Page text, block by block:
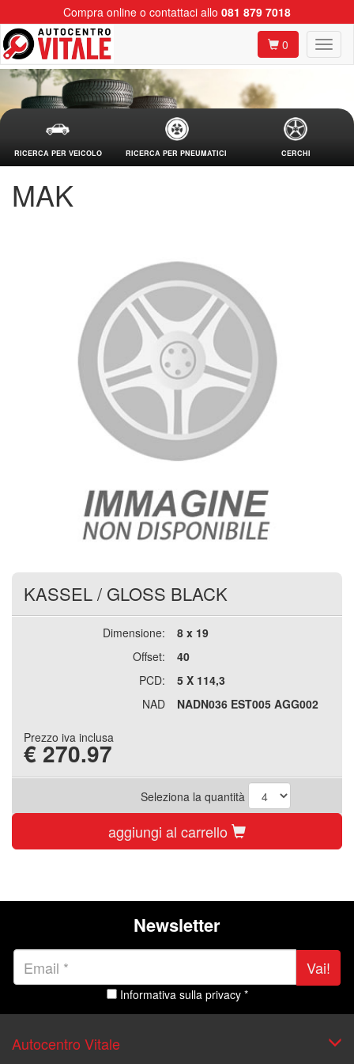
Compra online o contattaci allo 081 879 7018
0
RICERCA PER VEICOLO RICERCA PER PNEUMATICI CERCHI
MAK
KASSEL/ GLOSS BLACK
Dimensione:
8 x 19
Offset:
40
PCD:
5 X 114,3
NAD
NADN036 EST005 AGG002
Prezzo iva inclusa
€ 270.97
Seleziona la quantità
aggiungi al carrello
Newsletter
Vai!
Informativa sulla privacy *
Autocentro Vitale